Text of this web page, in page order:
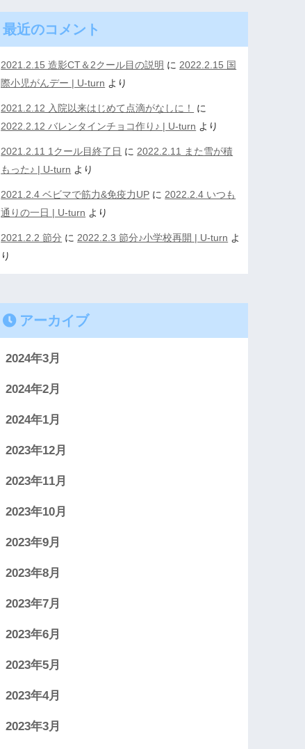
最近のコメント
2021.2.15 造影CT＆2クール目の説明 に 2022.2.15 国
際小児がんデー | U-turn より
2021.2.12 入院以来はじめて点滴がなしに！
に
2022.2.12 バレンタインチョコ作り♪ | U-turn より
2021.2.11 1クール目終了日 に 2022.2.11 また雪が積
もった♪ | U-turn より
2021.2.4 ベビマで筋力&免疫力UP に 2022.2.4 いつも
通りの一日 | U-turn より
2021.2.2 節分 に 2022.2.3 節分♪小学校再開 | U-turn よ
り
アーカイブ
2024年3月
2024年2月
2024年1月
2023年12月
2023年11月
2023年10月
2023年9月
2023年8月
2023年7月
2023年6月
2023年5月
2023年4月
2023年3月